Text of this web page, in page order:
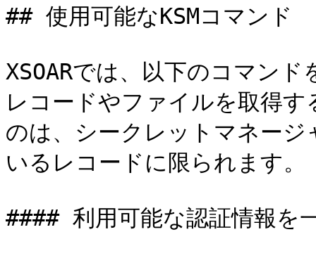
## 使用可能なKSMコマンド
XSOARでは、以下のコマン
レコードやファイルを取得
のは、シークレットマネー
いるレコードに限られます。
#### 利用可能な認証情報を